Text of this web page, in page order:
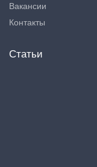
Вакансии
Контакты
Статьи